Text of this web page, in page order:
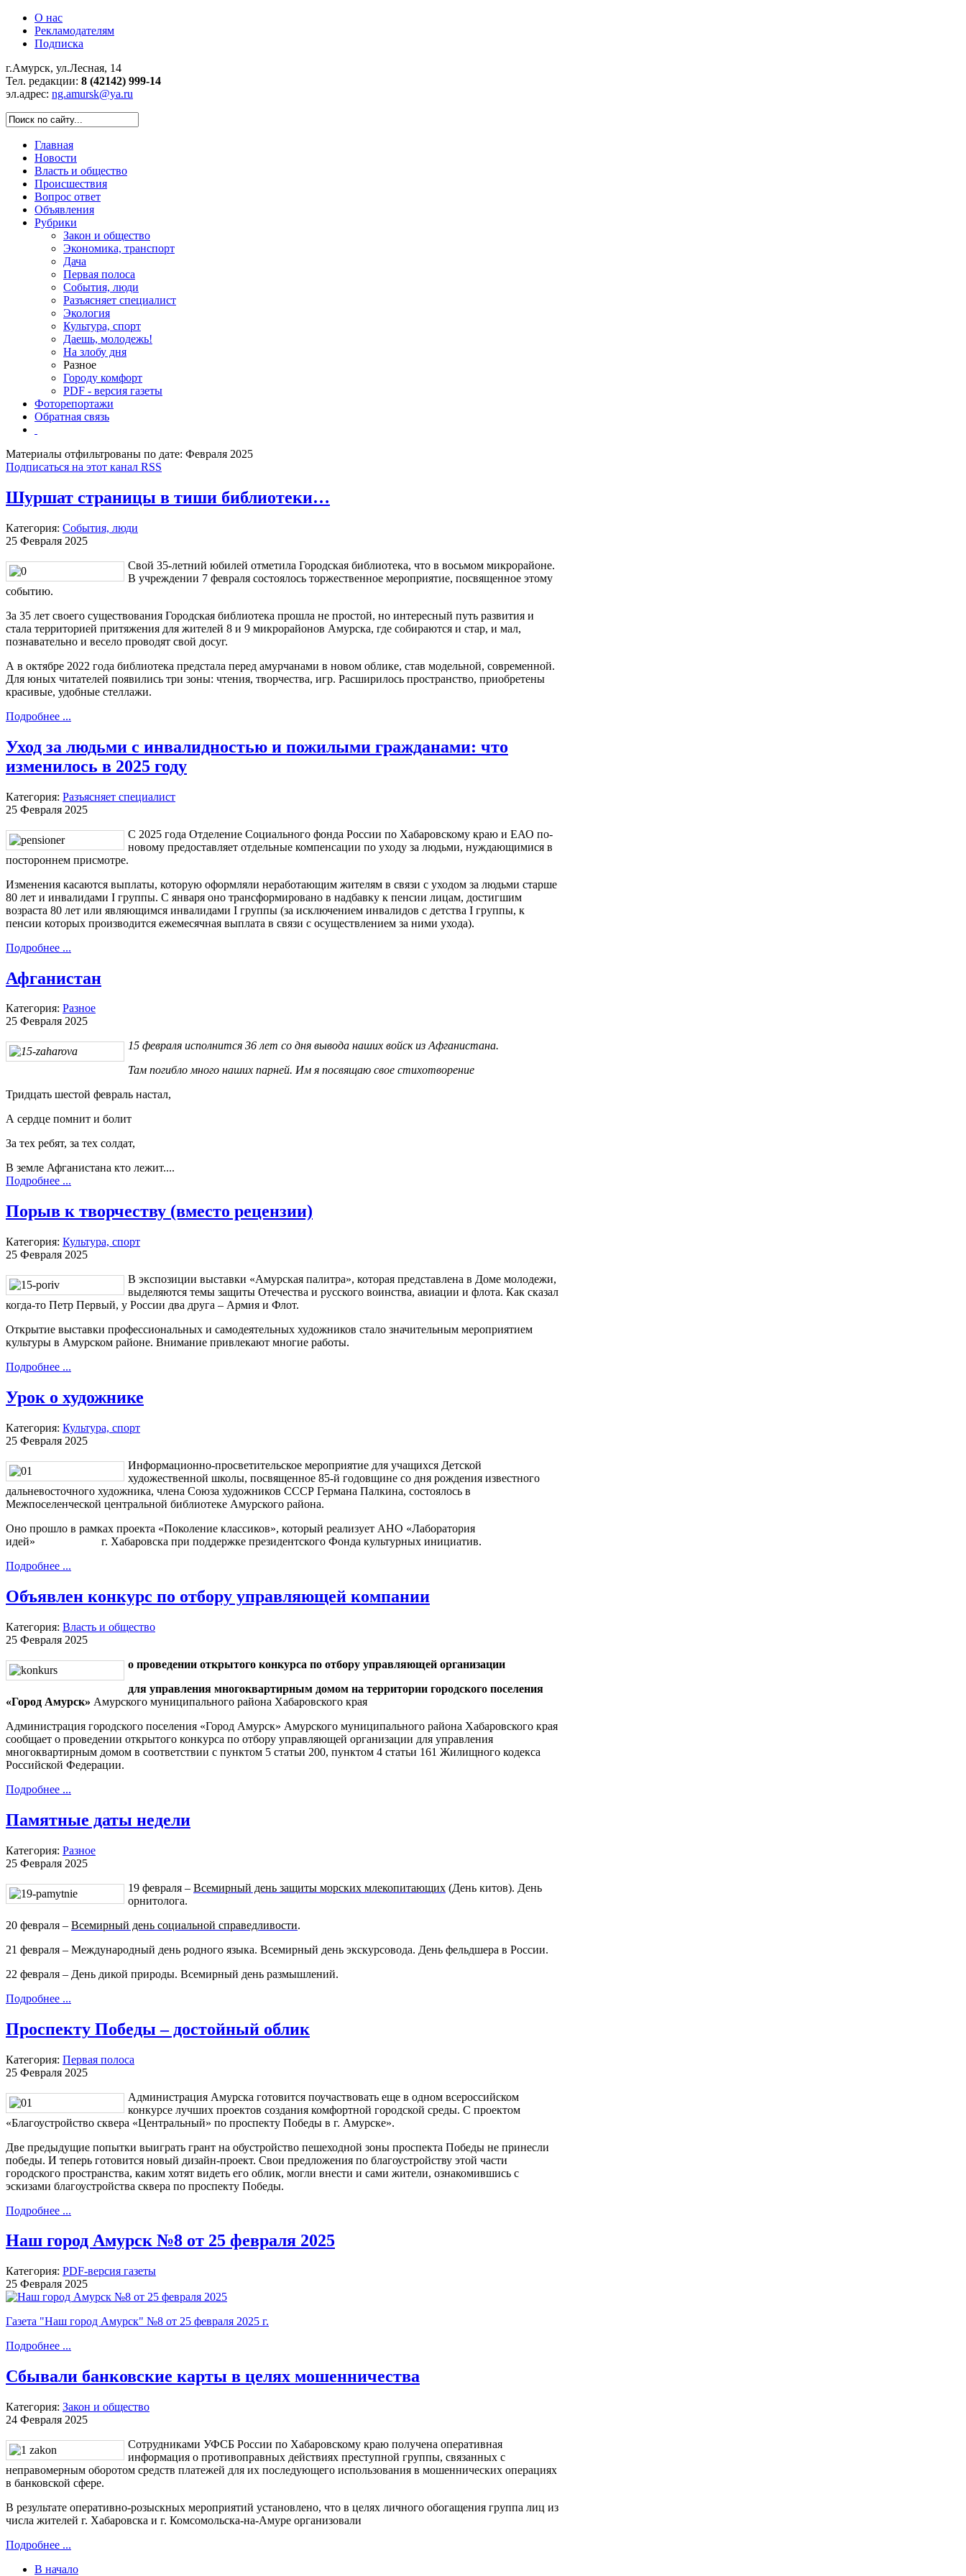
О нас
Рекламодателям
Подписка
г.Амурск, ул.Лесная, 14
Тел. редакции: 8 (42142) 999-14
эл.адрес: ng.amursk@ya.ru
Главная
Новости
Власть и общество
Происшествия
Вопрос ответ
Объявления
Рубрики
Закон и общество
Экономика, транспорт
Дача
Первая полоса
События, люди
Разъясняет специалист
Экология
Культура, спорт
Даешь, молодежь!
На злобу дня
Разное
Городу комфорт
PDF - версия газеты
Фоторепортажи
Обратная связь
Материалы отфильтрованы по дате: Февраля 2025
Подписаться на этот канал RSS
Шуршат страницы в тиши библиотеки…
Категория: События, люди
25 Февраля 2025
Свой 35-летний юбилей отметила Городская библиотека, что в восьмом микрорайоне.
В учреждении 7 февраля состоялось торжественное мероприятие, посвященное этому
событию.
За 35 лет своего существования Городская библиотека прошла не простой, но интересный путь развития и
стала территорией притяжения для жителей 8 и 9 микрорайонов Амурска, где собираются и стар, и мал,
познавательно и весело проводят свой досуг.
А в октябре 2022 года библиотека предстала перед амурчанами в новом облике, став модельной, современной.
Для юных читателей появились три зоны: чтения, творчества, игр. Расширилось пространство, приобретены
красивые, удобные стеллажи.
Подробнее ...
Уход за людьми с инвалидностью и пожилыми гражданами: что
изменилось в 2025 году
Категория: Разъясняет специалист
25 Февраля 2025
С 2025 года Отделение Социального фонда России по Хабаровскому краю и ЕАО по-
новому предоставляет отдельные компенсации по уходу за людьми, нуждающимися в
постороннем присмотре.
Изменения касаются выплаты, которую оформляли неработающим жителям в связи с уходом за людьми старше
80 лет и инвалидами I группы. С января оно трансформировано в надбавку к пенсии лицам, достигшим
возраста 80 лет или являющимся инвалидами I группы (за исключением инвалидов с детства I группы, к
пенсии которых производится ежемесячная выплата в связи с осуществлением за ними ухода).
Подробнее ...
Афганистан
Категория: Разное
25 Февраля 2025
15 февраля исполнится 36 лет со дня вывода наших войск из Афганистана.
Там погибло много наших парней. Им я посвящаю свое стихотворение
Тридцать шестой февраль настал,
А сердце помнит и болит
За тех ребят, за тех солдат,
В земле Афганистана кто лежит....
Подробнее ...
Порыв к творчеству (вместо рецензии)
Категория: Культура, спорт
25 Февраля 2025
В экспозиции выставки «Амурская палитра», которая представлена в Доме молодежи,
выделяются темы защиты Отечества и русского воинства, авиации и флота. Как сказал
когда-то Петр Первый, у России два друга – Армия и Флот.
Открытие выставки профессиональных и самодеятельных художников стало значительным мероприятием
культуры в Амурском районе. Внимание привлекают многие работы.
Подробнее ...
Урок о художнике
Категория: Культура, спорт
25 Февраля 2025
Информационно-просветительское мероприятие для учащихся Детской
художественной школы, посвященное 85-й годовщине со дня рождения известного
дальневосточного художника, члена Союза художников СССР Германа Палкина, состоялось в
Межпоселенческой центральной библиотеке Амурского района.
Оно прошло в рамках проекта «Поколение классиков», который реализует АНО «Лаборатория
идей» г. Хабаровска при поддержке президентского Фонда культурных инициатив.
Подробнее ...
Объявлен конкурс по отбору управляющей компании
Категория: Власть и общество
25 Февраля 2025
о проведении открытого конкурса по отбору управляющей организации
для управления многоквартирным домом на территории городского поселения
«Город Амурск» Амурского муниципального района Хабаровского края
Администрация городского поселения «Город Амурск» Амурского муниципального района Хабаровского края
сообщает о проведении открытого конкурса по отбору управляющей организации для управления
многоквартирным домом в соответствии с пунктом 5 статьи 200, пунктом 4 статьи 161 Жилищного кодекса
Российской Федерации.
Подробнее ...
Памятные даты недели
Категория: Разное
25 Февраля 2025
19 февраля – Всемирный день защиты морских млекопитающих (День китов). День
орнитолога.
20 февраля – Всемирный день социальной справедливости.
21 февраля – Международный день родного языка. Всемирный день экскурсовода. День фельдшера в России.
22 февраля – День дикой природы. Всемирный день размышлений.
Подробнее ...
Проспекту Победы – достойный облик
Категория: Первая полоса
25 Февраля 2025
Администрация Амурска готовится поучаствовать еще в одном всероссийском
конкурсе лучших проектов создания комфортной городской среды. С проектом
«Благоустройство сквера «Центральный» по проспекту Победы в г. Амурске».
Две предыдущие попытки выиграть грант на обустройство пешеходной зоны проспекта Победы не принесли
победы. И теперь готовится новый дизайн-проект. Свои предложения по благоустройству этой части
городского пространства, каким хотят видеть его облик, могли внести и сами жители, ознакомившись с
эскизами благоустройства сквера по проспекту Победы.
Подробнее ...
Наш город Амурск №8 от 25 февраля 2025
Категория: PDF-версия газеты
25 Февраля 2025
Газета "Наш город Амурск" №8 от 25 февраля 2025 г.
Подробнее ...
Сбывали банковские карты в целях мошенничества
Категория: Закон и общество
24 Февраля 2025
Сотрудниками УФСБ России по Хабаровскому краю получена оперативная
информация о противоправных действиях преступной группы, связанных с
неправомерным оборотом средств платежей для их последующего использования в мошеннических операциях
в банковской сфере.
В результате оперативно-розыскных мероприятий установлено, что в целях личного обогащения группа лиц из
числа жителей г. Хабаровска и г. Комсомольска-на-Амуре организовали
Подробнее ...
В начало